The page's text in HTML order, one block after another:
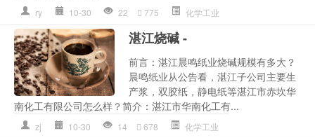
ry 10-30 22 775 化学工业
湛江烧碱 -
前言：湛江晨鸣纸业烧碱规模有多大？
晨鸣纸业从公告看，湛江子公司主要生
产浆，双胶纸，静电纸等湛江市赤坎华
南化工有限公司怎么样？简介：湛江市华南化工有...
zj 10-30 14 678 化学工业